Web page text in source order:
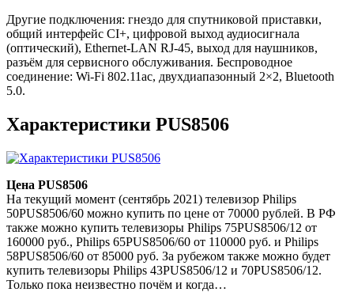
Другие подключения: гнездо для спутниковой приставки,
общий интерфейс CI+, цифровой выход аудиосигнала
(оптический), Ethernet-LAN RJ-45, выход для наушников,
разъём для сервисного обслуживания. Беспроводное
соединение: Wi-Fi 802.11ac, двухдиапазонный 2×2, Bluetooth
5.0.
Характеристики PUS8506
Цена PUS8506
На текущий момент (сентябрь 2021) телевизор Philips
50PUS8506/60 можно купить по цене от 70000 рублей. В РФ
также можно купить телевизоры Philips 75PUS8506/12 от
160000 руб., Philips 65PUS8506/60 от 110000 руб. и Philips
58PUS8506/60 от 85000 руб. За рубежом также можно будет
купить телевизоры Philips 43PUS8506/12 и 70PUS8506/12.
Только пока неизвестно почём и когда…